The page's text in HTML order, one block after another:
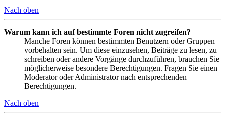
Nach oben
Warum kann ich auf bestimmte Foren nicht zugreifen?
Manche Foren können bestimmten Benutzern oder Gruppen
vorbehalten sein. Um diese einzusehen, Beiträge zu lesen, zu
schreiben oder andere Vorgänge durchzuführen, brauchen Sie
möglicherweise besondere Berechtigungen. Fragen Sie einen
Moderator oder Administrator nach entsprechenden
Berechtigungen.
Nach oben